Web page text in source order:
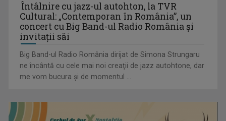
Telespectatorii TVR 2 văd comedia „Divorţ din dragoste”, cu
Horaţiu Mălăele ...
Întâlnire cu jazz-ul autohton, la TVR
Cultural: „Contemporan în România”, un
concert cu Big Band-ul Radio România şi
invitaţii săi
Big Band-ul Radio România dirijat de Simona Strungaru
ne încântă cu cele mai noi creaţii de jazz autohtone, dar
me vom bucura şi de momentul ...